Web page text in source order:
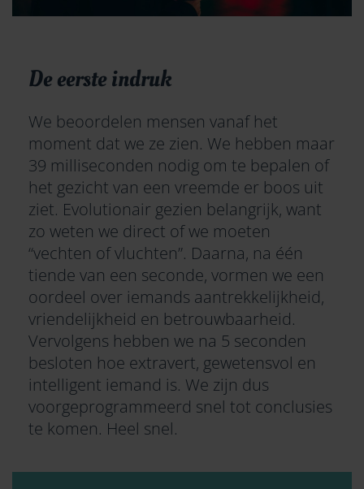
De eerste indruk
We beoordelen mensen vanaf het
moment dat we ze zien. We hebben maar
39 milliseconden nodig om te bepalen of
het gezicht van een vreemde er boos uit
ziet. Evolutionair gezien belangrijk, want
zo weten we direct of we moeten
“vechten of vluchten”. Daarna, na één
tiende van een seconde, vormen we een
oordeel over iemands aantrekkelijkheid,
vriendelijkheid en betrouwbaarheid.
Vervolgens hebben we na 5 seconden
besloten hoe extravert, gewetensvol en
intelligent iemand is. We zijn dus
voorgeprogrammeerd snel tot conclusies
te komen. Heel snel.